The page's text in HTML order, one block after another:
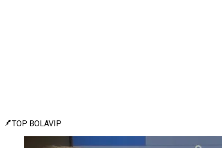
TOP BOLAVIP